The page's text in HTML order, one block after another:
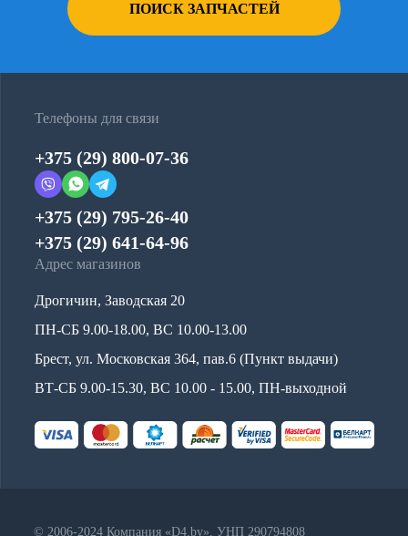
ПОИСК ЗАПЧАСТЕЙ
Телефоны для связи
+375 (29) 800-07-36
+375 (29) 795-26-40
+375 (29) 641-64-96
Адрес магазинов
Дрогичин, Заводская 20
ПН-СБ 9.00-18.00, ВС 10.00-13.00
Брест, ул. Московская 364, пав.6 (Пункт выдачи)
ВТ-СБ 9.00-15.30, ВС 10.00 - 15.00, ПН-выходной
© 2006-2024 Компания «D4.by», УНП 290794808